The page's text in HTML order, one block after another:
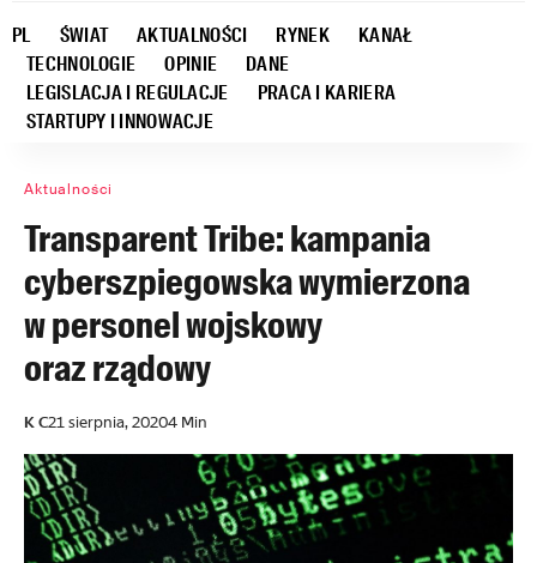
PL ŚWIAT AKTUALNOŚCI RYNEK
KANAŁ
TECHNOLOGIE
OPINIE
DANE
LEGISLACJA I REGULACJE
PRACA I KARIERA
STARTUPY I INNOWACJE
Aktualności
Transparent Tribe: kampania
cyberszpiegowska wymierzona
w personel wojskowy
oraz rządowy
K C21 sierpnia, 20204 Min